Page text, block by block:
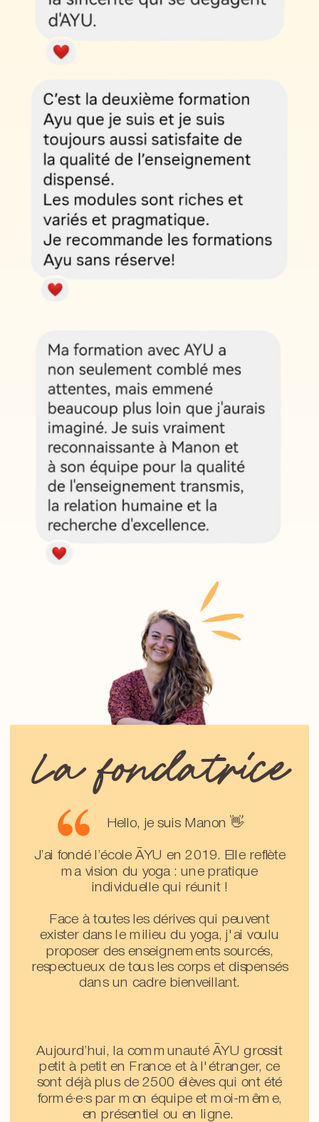
La fondatrice
Hello, je suis Manon 👋
J’ai fondé l’école ĀYU en 2019. Elle reflète
ma vision du yoga : une pratique
individuelle qui réunit !
Face à toutes les dérives qui peuvent
exister dans le milieu du yoga, j'ai voulu
proposer des enseignements sourcés,
respectueux de tous les corps et dispensés
dans un cadre bienveillant.
Aujourd’hui, la communauté ĀYU grossit
petit à petit en France et à l'étranger, ce
sont déjà plus de 2500 élèves qui ont été
formé·e·s par mon équipe et moi-même,
en présentiel ou en ligne.